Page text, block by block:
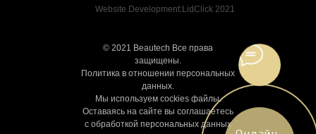
© 2021 Beautech Все права
защищены.
Политика в отношении персональных
данных.
Мы используем cockies файлы.
Оставаясь на сайте вы соглашаетесь
с обработкой персональных данных
Website Development:LidClick 2021